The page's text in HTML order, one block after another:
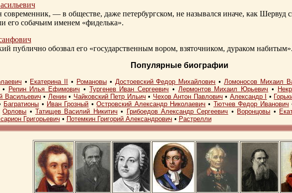
— в обществе, даже петербургском, не назывался иначе, как
его собачьим именем «фиделька».
публично обозвал его «государственным вором, взяточником, дураком набитым».
Популярные биографии
• Екатерина II • Романовы• Достоевский Федор Михайлович • Ломоносов Михаил
• Репин Илья Ефимович • Тургенев Иван Сергеевич • Лермонтов Михаил Юрьевич •
Васильевич • Ленин• Чайковский Петр Ильич • Чехов Антон Павлович • Александр I •
Багратионы • Иван Грозный •Островский Александр Николаевич • Тютчев Федор Иванович
Орловы • Татищев Василий Никитич • Грибоедов Александр Сергеевич • Воронцовы •
Григорьевич • Потемкин Григорий Александрович • Растрелли